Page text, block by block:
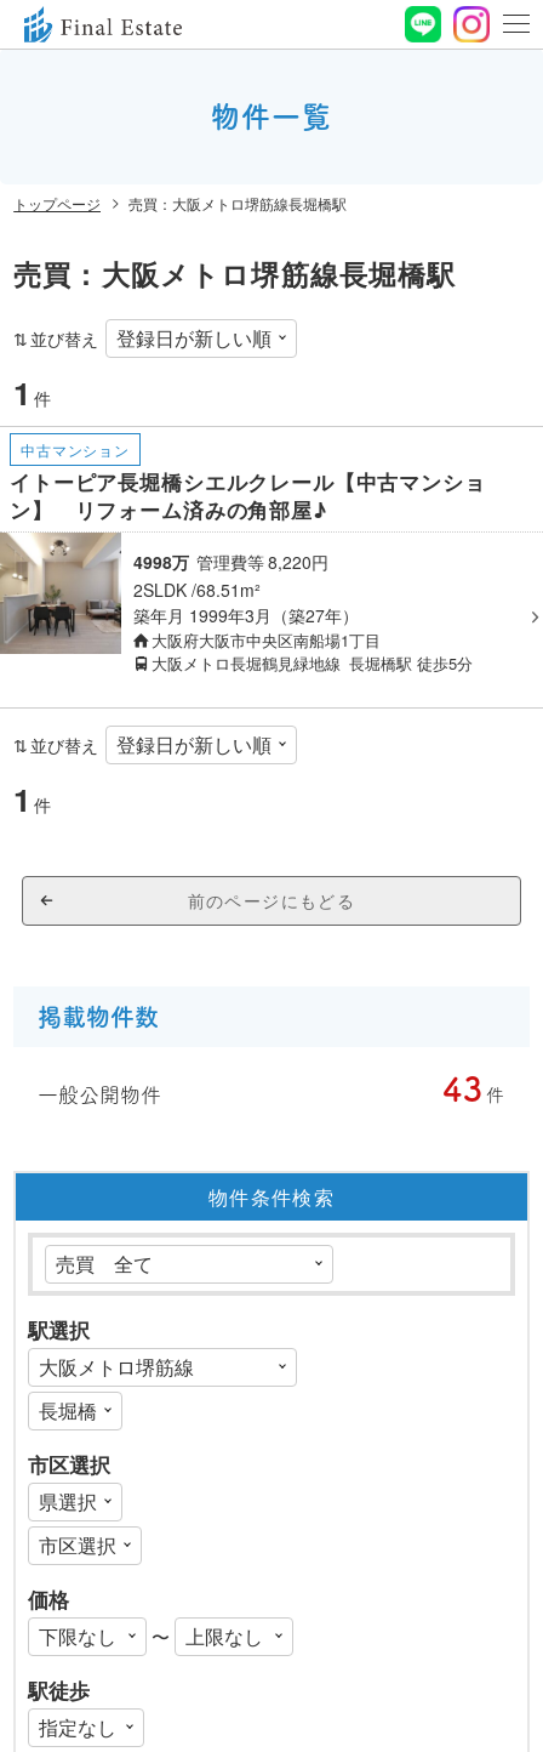
19:00 定休⽇ ⽔曜⽇
お問い合わせ
物件一覧
トップページ 売買：大阪メトロ堺筋線長堀橋駅
売買：大阪メトロ堺筋線長堀橋駅
並び替え
1 件
中古マンション
イトーピア長堀橋シエルクレール【中古マンショ
ン】 リフォーム済みの角部屋♪
2SLDK 68.51m²
築年月 1999年3月（築27年）
大阪府大阪市中央区南船場1丁目
大阪メトロ長堀鶴見緑地線 長堀橋駅 徒歩5分
4998万 管理費等8,220円
並び替え
1 件
前のページにもどる
掲載物件数
一般公開物件 43 件
物件条件検索
駅選択
市区選択
価格
〜
駅徒歩